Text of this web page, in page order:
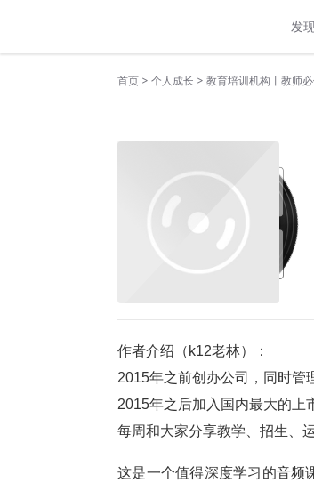
发
首页 > 个人成长 > 教育培训机构丨教师
作者介绍（k12老林）：
2015年之前创办公司，同时管
2015年之后加入国内最大的上
每周和大家分享教学、招生、
这是一个值得深度学习的音频